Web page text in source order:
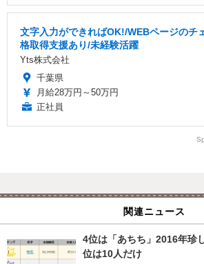
文字入力ができればOK!/WEBページのチ
格取得支援あり/未経験活躍
Yts株式会社
千葉県
月給28万円～50万円
正社員
関連ニュース
4位は「あちち」2016年珍
位は10人だけ